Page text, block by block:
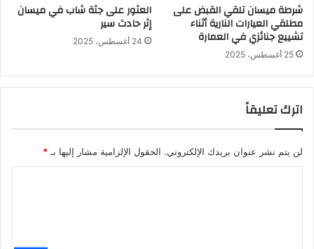
شرطة ميسان تلقي القبض على
مطلقي العيارات النارية أثناء
تشييع جنائزي في العمارة
25 أغسطس، 2025
العثور على جثة شاب في ميسان
إثر حادث سير
24 أغسطس، 2025
اترك تعليقاً
لن يتم نشر عنوان بريدك الإلكتروني. الحقول الإلزامية مشار إليها بـ *